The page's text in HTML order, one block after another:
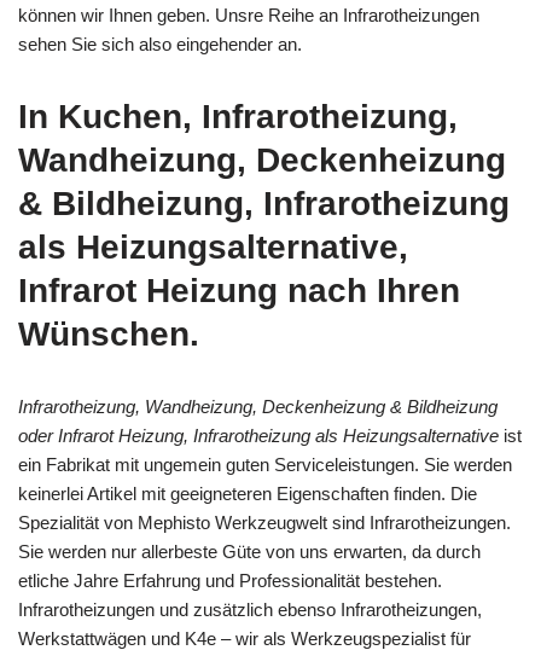
können wir Ihnen geben. Unsre Reihe an Infrarotheizungen
sehen Sie sich also eingehender an.
In Kuchen, Infrarotheizung,
Wandheizung, Deckenheizung
& Bildheizung, Infrarotheizung
als Heizungsalternative,
Infrarot Heizung nach Ihren
Wünschen.
Infrarotheizung, Wandheizung, Deckenheizung & Bildheizung
oder Infrarot Heizung, Infrarotheizung als Heizungsalternative ist
ein Fabrikat mit ungemein guten Serviceleistungen. Sie werden
keinerlei Artikel mit geeigneteren Eigenschaften finden. Die
Spezialität von Mephisto Werkzeugwelt sind Infrarotheizungen.
Sie werden nur allerbeste Güte von uns erwarten, da durch
etliche Jahre Erfahrung und Professionalität bestehen.
Infrarotheizungen und zusätzlich ebenso Infrarotheizungen,
Werkstattwägen und K4e – wir als Werkzeugspezialist für